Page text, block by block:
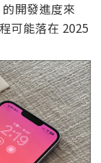
開發進度來
可能落在 2025